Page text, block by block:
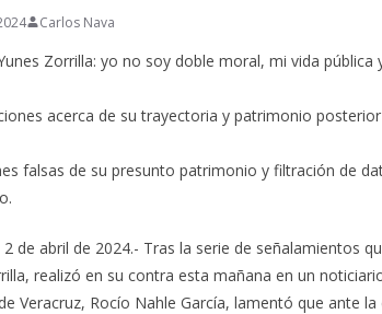
Carlos Nava
Zorrilla: yo no soy doble moral, mi vida pública
acerca de su trayectoria y patrimonio
falsas de su presunto patrimonio y filtración de
de abril de 2024.- Tras la serie de señalamientos
realizó en su contra esta mañana en un
Veracruz, Rocío Nahle García, lamentó que ante